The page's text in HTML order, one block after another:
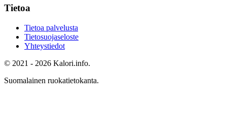
Tietoa
Tietoa palvelusta
Tietosuojaseloste
Yhteystiedot
© 2021 - 2026 Kalori.info.
Suomalainen ruokatietokanta.